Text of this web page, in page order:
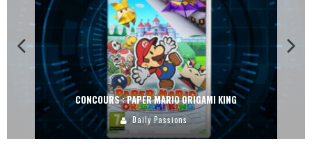
CONCOURS : PAPER MARIO ORIGAMI KING
Daily Passions